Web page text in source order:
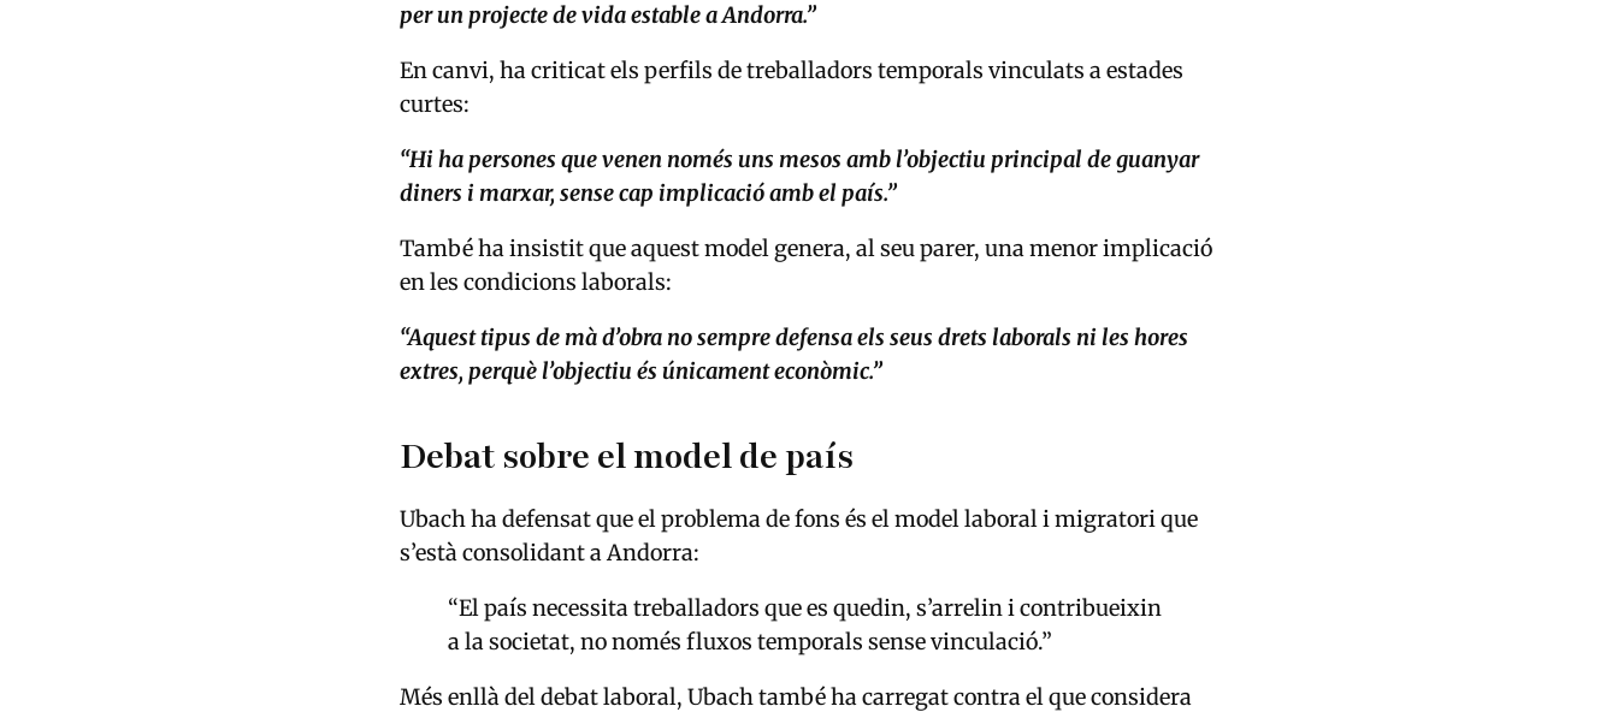
per un projecte de vida estable a Andorra.”
En canvi, ha criticat els perfils de treballadors temporals vinculats a estades
curtes:
“Hi ha persones que venen només uns mesos amb l’objectiu principal de guanyar
diners i marxar, sense cap implicació amb el país.”
També ha insistit que aquest model genera, al seu parer, una menor implicació
en les condicions laborals:
“Aquest tipus de mà d’obra no sempre defensa els seus drets laborals ni les hores
extres, perquè l’objectiu és únicament econòmic.”
Debat sobre el model de país
Ubach ha defensat que el problema de fons és el model laboral i migratori que
s’està consolidant a Andorra:
“El país necessita treballadors que es quedin, s’arrelin i contribueixin
a la societat, no només fluxos temporals sense vinculació.”
Més enllà del debat laboral, Ubach també ha carregat contra el que considera